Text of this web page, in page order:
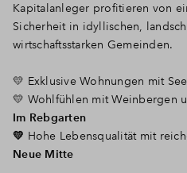
Kapitalanleger profitieren von
Sicherheit in idyllischen,
wirtschaftsstarken Gemeinden.
💛 Exklusive Wohnungen mit
💛 Wohlfühlen mit Weinbergen
Im Rebgarten
💛 Hohe Lebensqualität mit
Neue Mitte